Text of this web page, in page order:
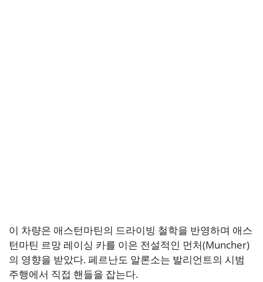
이 차량은 애스턴마틴의 드라이빙 철학을 반영하며 애스
턴마틴 르망 레이싱 카를 이은 전설적인 먼처(Muncher)
의 영향을 받았다. 페르난도 알론소는 발리언트의 시범
주행에서 직접 핸들을 잡는다.